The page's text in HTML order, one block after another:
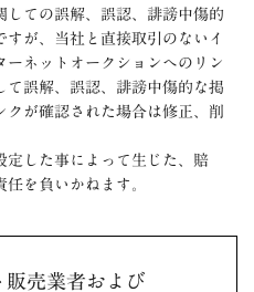
しての誤解、誤認、誹謗中傷的
が、当社と直接取引のないイ
ーネットオークションへのリン
て誤解、誤認、誹謗中傷的な掲
が確認された場合は修正、削
定した事によって生じた、賠
を負いかねます。
販売業者および